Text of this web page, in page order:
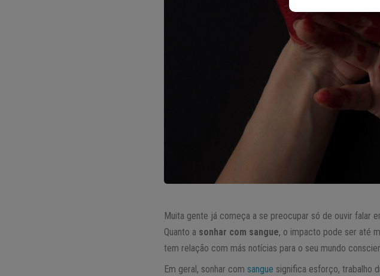
Muita gente já começa a se preocupar só de ouvir falar
Quanto a sonhar com sangue, o impacto pode ser até
tem relação com más notícias para o seu mundo
Em geral, sonhar comsangue significa esforço, trabalho